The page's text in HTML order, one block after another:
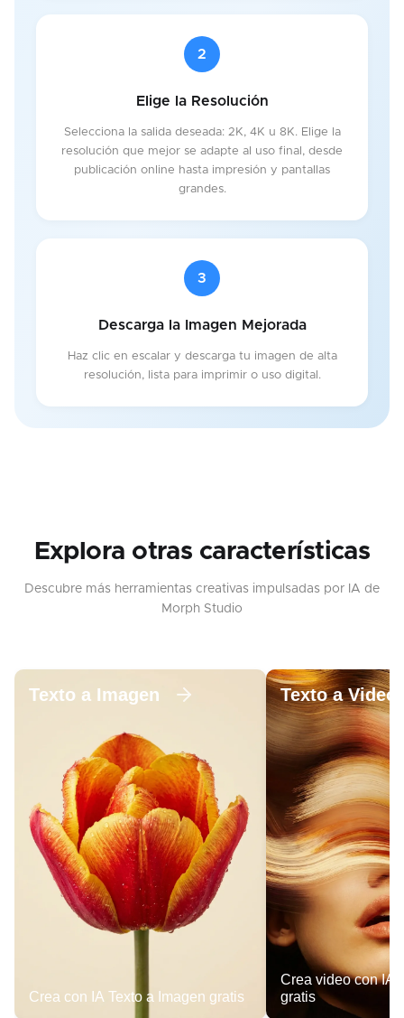
2
Elige la Resolución
Selecciona la salida deseada: 2K, 4K u 8K. Elige la
resolución que mejor se adapte al uso final, desde
publicación online hasta impresión y pantallas
grandes.
3
Descarga la Imagen Mejorada
Haz clic en escalar y descarga tu imagen de alta
resolución, lista para imprimir o uso digital.
Explora otras características
Descubre más herramientas creativas impulsadas por IA de
Morph Studio
Texto a Imagen
Crea con IA Texto a Imagen gratis
Texto a Video
Crea video con IA
gratis